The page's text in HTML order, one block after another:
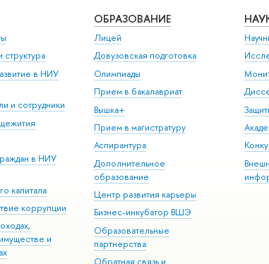
структура
в НИУ
и сотрудники
в НИУ
капитала
коррупции
и
ОБРАЗОВАНИЕ
Лицей
Довузовская подготовка
Олимпиады
Прием в бакалавриат
Вышка+
Прием в магистратуру
Аспирантура
Дополнительное
образование
Центр развития карьеры
Бизнес-инкубатор ВШЭ
Образовательные
партнерства